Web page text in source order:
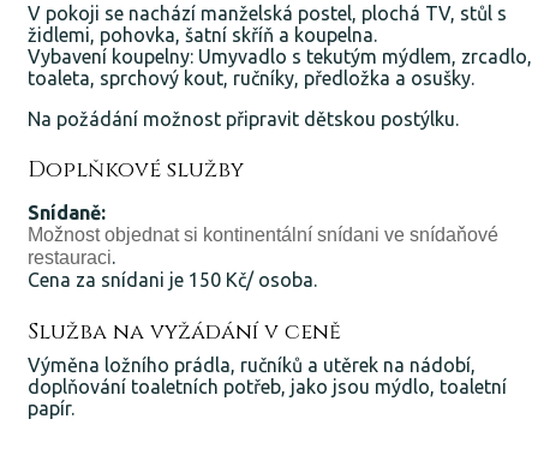
V pokoji se nachází manželská postel, plochá TV, stůl s
židlemi, pohovka, šatní skříň a koupelna.
Vybavení koupelny: Umyvadlo s tekutým mýdlem, zrcadlo,
toaleta, sprchový kout, ručníky, předložka a osušky.
Na požádání možnost připravit dětskou postýlku.
Doplňkové služby
Snídaně:
Možnost objednat si kontinentální snídani ve snídaňové
restauraci.
Cena za snídani je 150 Kč/ osoba.
Služba na vyžádání v ceně
Výměna ložního prádla, ručníků a utěrek na nádobí,
doplňování toaletních potřeb, jako jsou mýdlo, toaletní
papír.